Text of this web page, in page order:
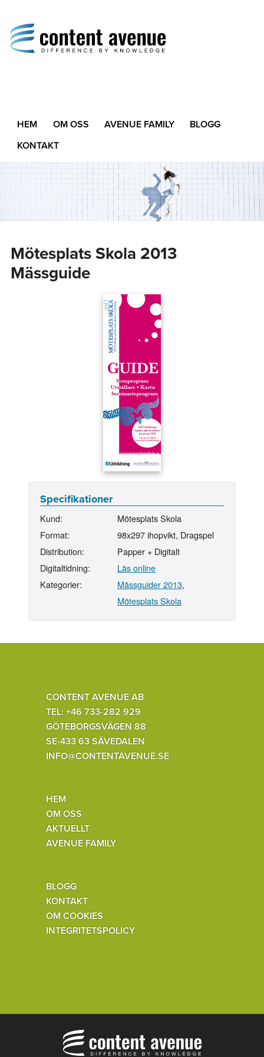
Difference by Knowledge
HEM OM OSS AVENUE FAMILY
BLOGG
KONTAKT
Mötesplats Skola 2013
Mässguide
Specifikationer
Kund:
Mötesplats Skola
Format:
98x297 ihopvikt, Dragspel
Distribution:
Papper + Digitalt
Digitaltidning:
Läs online
Kategorier:
Mässguider 2013,
Mötesplats Skola
CONTENT AVENUE AB
TEL: +46 733-282 929
GÖTEBORGSVÄGEN 88
SE-433 63 SÄVEDALEN
INFO@CONTENTAVENUE.SE
HEM
OM OSS
AKTUELLT
AVENUE FAMILY
BLOGG
KONTAKT
OM COOKIES
INTEGRITETSPOLICY